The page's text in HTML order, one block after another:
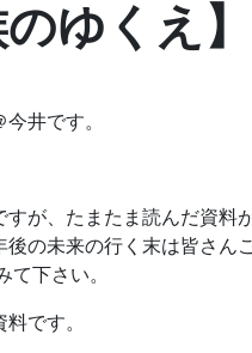
ゆくえ】
井です。
が、たまたま読んだ資料
の未来の行く末は皆さん
下さい。
です。